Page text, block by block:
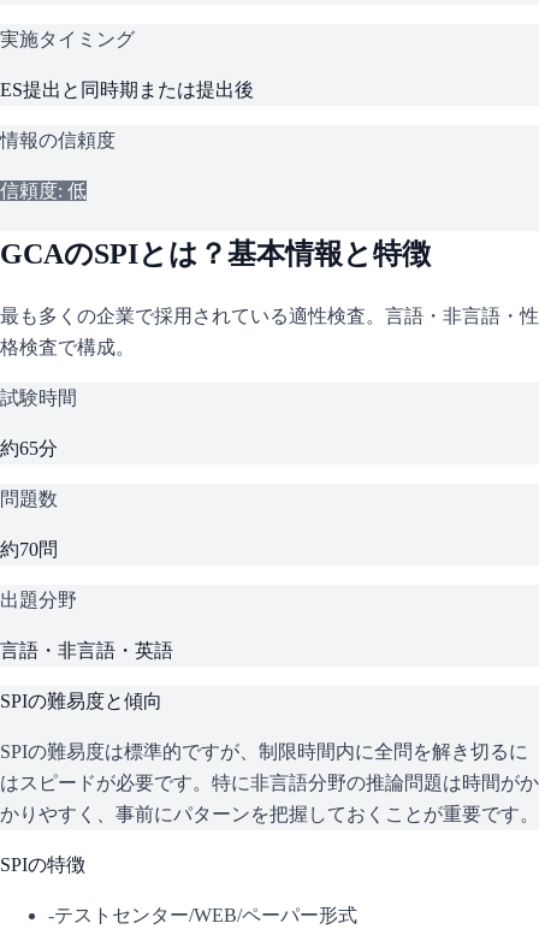
実施タイミング
ES提出と同時期または提出後
情報の信頼度
信頼度: 低
GCAのSPIとは？基本情報と特徴
最も多くの企業で採用されている適性検査。言語・非言語・性
格検査で構成。
試験時間
約65分
問題数
約70問
出題分野
言語・非言語・英語
SPIの難易度と傾向
SPIの難易度は標準的ですが、制限時間内に全問を解き切るに
はスピードが必要です。特に非言語分野の推論問題は時間がか
かりやすく、事前にパターンを把握しておくことが重要です。
SPIの特徴
-テストセンター/WEB/ペーパー形式